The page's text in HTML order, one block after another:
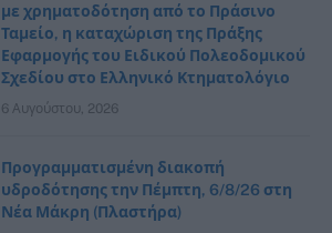
με χρηματοδότηση από το Πράσινο
Ταμείο, η καταχώριση της Πράξης
Εφαρμογής του Ειδικού Πολεοδομικού
Σχεδίου στο Ελληνικό Κτηματολόγιο
6 Αυγούστου, 2026
Προγραμματισμένη διακοπή
υδροδότησης την Πέμπτη, 6/8/26 στη
Νέα Μάκρη (Πλαστήρα)